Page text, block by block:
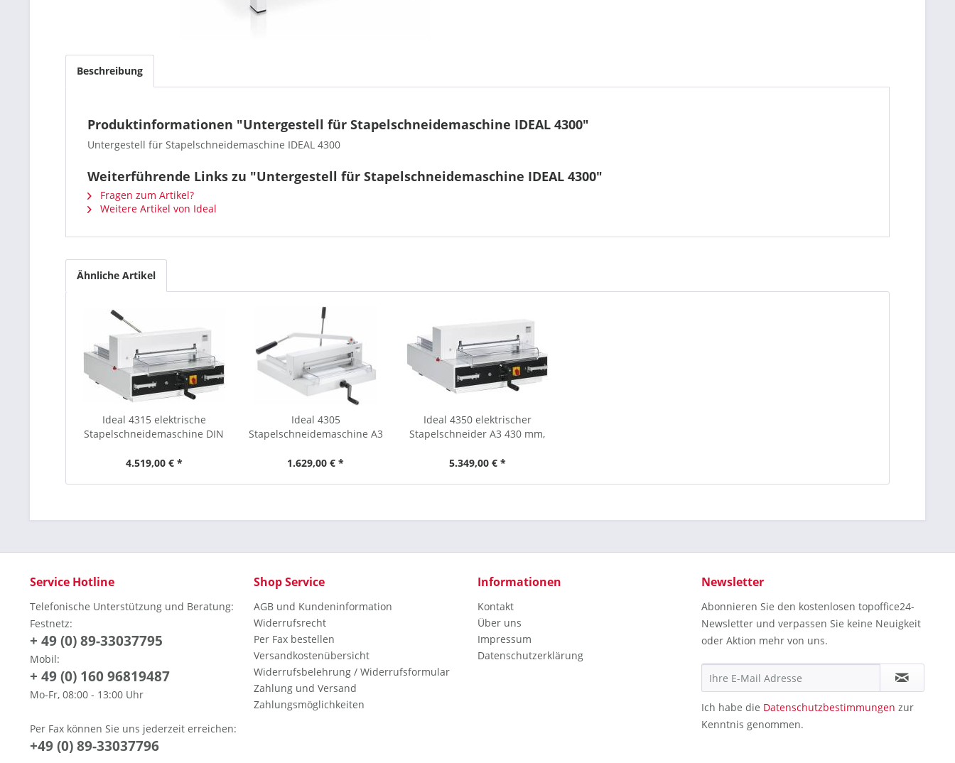
Beschreibung
Produktinformationen "Untergestell für Stapelschneidemaschine IDEAL 4300"
Untergestell für Stapelschneidemaschine IDEAL 4300
Weiterführende Links zu "Untergestell für Stapelschneidemaschine IDEAL 4300"
Fragen zum Artikel?
Weitere Artikel von Ideal
Ähnliche Artikel
Ideal 4315 elektrische
Stapelschneidemaschine DIN
4.519,00 € *
Ideal 4305
Stapelschneidemaschine A3
1.629,00 € *
Ideal 4350 elektrischer
Stapelschneider A3 430 mm,
5.349,00 € *
Service Hotline
Telefonische Unterstützung und Beratung:
Festnetz:
+ 49 (0) 89-33037795
Mobil:
+ 49 (0) 160 96819487
Mo-Fr, 08:00 - 13:00 Uhr
Per Fax können Sie uns jederzeit erreichen:
+49 (0) 89-33037796
Shop Service
AGB und Kundeninformation
Widerrufsrecht
Per Fax bestellen
Versandkostenübersicht
Widerrufsbelehrung / Widerrufsformular
Zahlung und Versand
Zahlungsmöglichkeiten
Informationen
Kontakt
Über uns
Impressum
Datenschutzerklärung
Newsletter
Abonnieren Sie den kostenlosen topoffice24-
Newsletter und verpassen Sie keine Neuigkeit
oder Aktion mehr von uns.
Ich habe die Datenschutzbestimmungen zur
Kenntnis genommen.